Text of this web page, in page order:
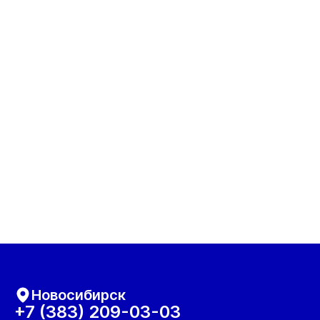
Новосибирск
+7 (383) 209-03-03